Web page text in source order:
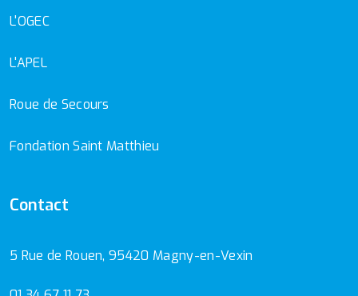
L'OGEC
L'APEL
Roue de Secours
Fondation Saint Matthieu
Contact
5 Rue de Rouen, 95420 Magny-en-Vexin